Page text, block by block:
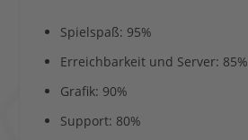
Spielspaß: 95%
Erreichbarkeit und Server: 85%
Grafik: 90%
Support: 80%